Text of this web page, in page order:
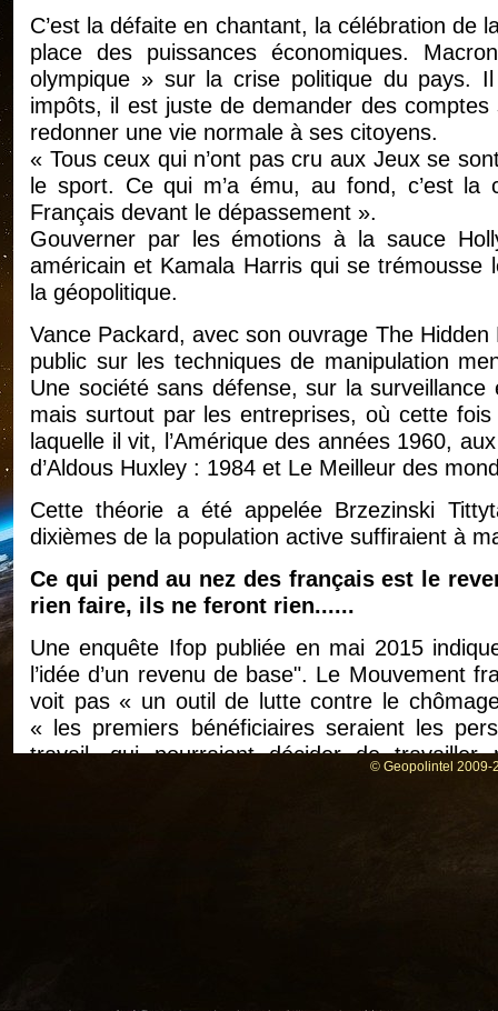
C’est la défaite en chantant, la célébration de
place des puissances économiques.
olympique » sur la crise politique du pays.
impôts, il est juste de demander des
redonner une vie normale à ses citoyens.
« Tous ceux qui n’ont pas cru aux Jeux se
le sport. Ce qui m’a ému, au fond, c’est la
Français devant le dépassement ».
Gouverner par les émotions à la sauce
américain et Kamala Harris qui se trémousse
la géopolitique.
Vance Packard, avec son ouvrage The
public sur les techniques de manipulation
Une société sans défense, sur la
mais surtout par les entreprises, où cette
laquelle il vit, l’Amérique des années 1960,
d’Aldous Huxley : 1984 et Le Meilleur des
Cette théorie a été appelée Brzezinski
dixièmes de la population active suffiraient à
Ce qui pend au nez des français est le
rien faire, ils ne feront rien......
Une enquête Ifop publiée en mai 2015
l’idée d’un revenu de base". Le Mouvement
voit pas « un outil de lutte contre le
« les premiers bénéficiaires seraient les
travail, qui pourraient décider de
inconditionnel libérerait en effet de la
© Geopolintel 2009-